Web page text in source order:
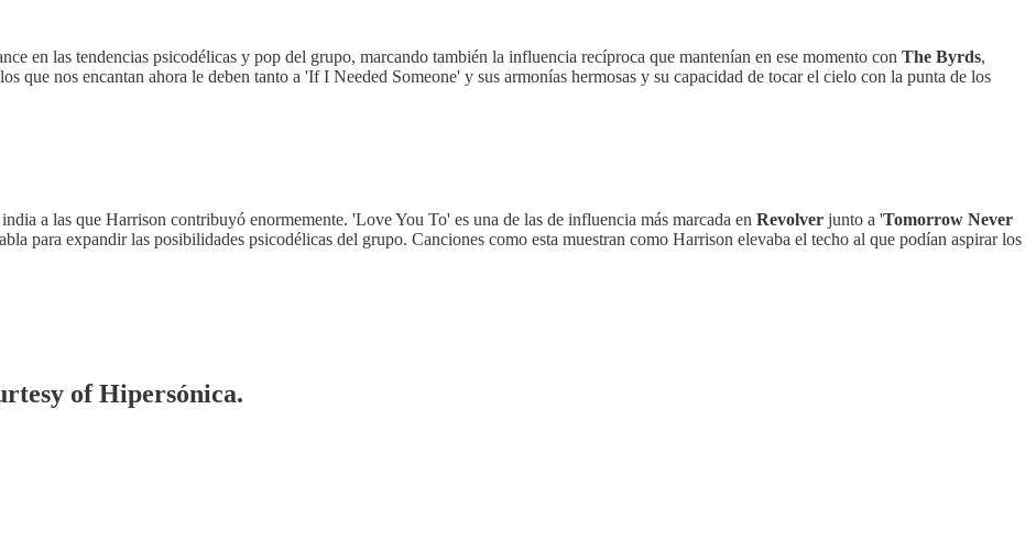
en las tendencias psicodélicas y pop del grupo, marcando también la influencia recíproca que mantenían en ese momento con The Byrds,
que nos encantan ahora le deben tanto a 'If I Needed Someone' y sus armonías hermosas y su capacidad de tocar el cielo con la punta de los
a las que Harrison contribuyó enormemente. 'Love You To' es una de las de influencia más marcada en Revolver junto a 'Tomorrow Never
para expandir las posibilidades psicodélicas del grupo. Canciones como esta muestran como Harrison elevaba el techo al que podían aspirar los
of Hipersónica.